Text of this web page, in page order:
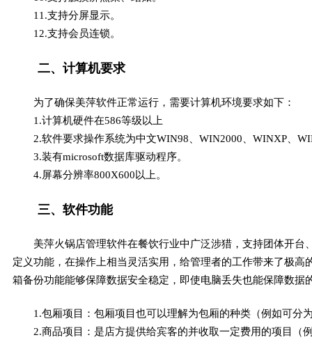
11.支持分屏显示。
12.支持会员连锁。
二、计算机要求
为了确保美萍软件正常运行，需要计算机环境要求如下：
1.计算机硬件在586等级以上
2.软件要求操作系统为中文WIN98、WIN2000、WINXP、
3.装有microsoft数据库驱动程序。
4.屏幕分辨率800X600以上。
三、软件功能
美萍火锅店管理软件在餐饮行业中广泛涉猎，支持团体开
定义功能，在操作上相当灵活实用，给管理者的工作带来了极
箱备份功能能够保障数据安全稳定，即使电脑丢失也能保障数据
1.包厢项目：包厢项目也可以理解为包厢的种类（例如可分
2.商品项目：是店方提供给宾客的并收取一定费用的项目（